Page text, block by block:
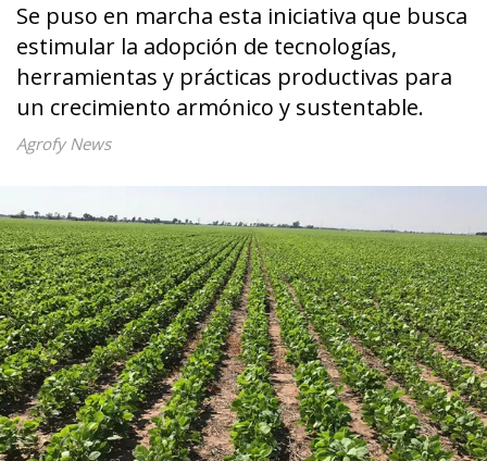
Se puso en marcha esta iniciativa que busca
estimular la adopción de tecnologías,
herramientas y prácticas productivas para
un crecimiento armónico y sustentable.
Agrofy News